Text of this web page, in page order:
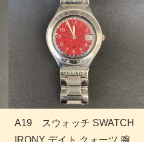
A19 スウォッチ SWATCH
IRONY デイト クォーツ 腕